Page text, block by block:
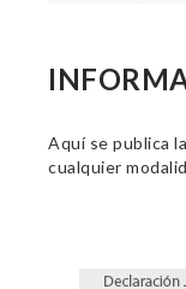
Aquí se publica
cualquier